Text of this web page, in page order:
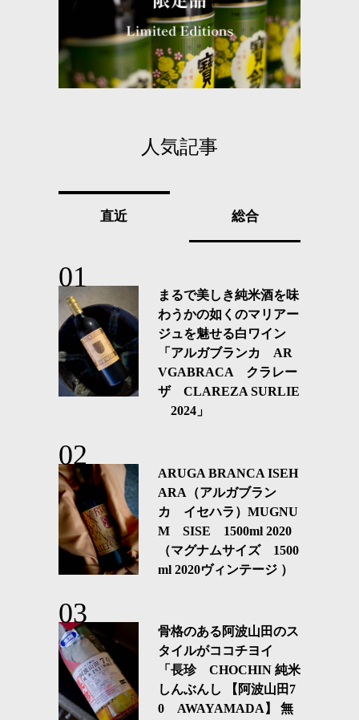
人気記事
直近 総合
まるで美しき純米酒を味
わうかの如くのマリアー
ジュを魅せる白ワイン
「アルガブランカ AR
VGABRACA クラレー
ザ CLAREZA SURLIE
2024」
ARUGA BRANCA ISEH
ARA（アルガブラン
カ イセハラ）MUGNU
M SISE 1500ml 2020
（マグナムサイズ 1500
ml 2020ヴィンテージ ）
骨格のある阿波山田のス
タイルがココチヨイ
「長珍 CHOCHIN 純米
しんぶんし 【阿波山田7
0 AWAYAMADA】 無